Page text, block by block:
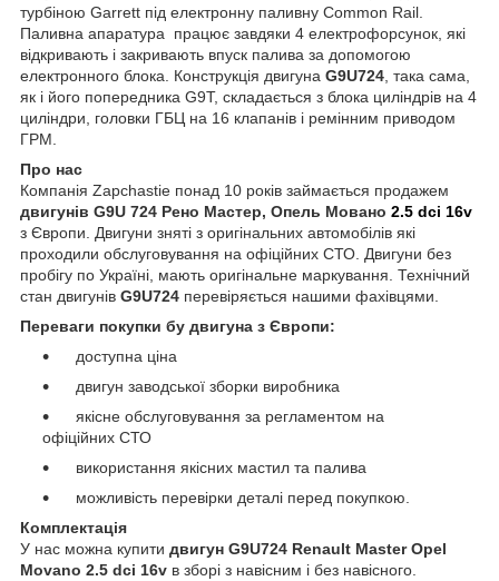
турбіною Garrett під електронну паливну Common Rail.
Паливна апаратура працює завдяки 4 електрофорсунок, які
відкривають і закривають впуск палива за допомогою
електронного блока. Конструкція двигуна G9U724, така сама,
як і його попередника G9T, складається з блока циліндрів на 4
циліндри, головки ГБЦ на 16 клапанів і ремінним приводом
ГРМ.
Про нас
Компанія Zapchastie понад 10 років займається продажем
двигунів G9U 724 Рено Мастер, Опель Мовано 2.5 dci 16v
з Європи. Двигуни зняті з оригінальних автомобілів які
проходили обслуговування на офіційних СТО. Двигуни без
пробігу по Україні, мають оригінальне маркування. Технічний
стан двигунів G9U724 перевіряється нашими фахівцями.
Переваги покупки бу двигуна з Європи:
доступна ціна
двигун заводської зборки виробника
якісне обслуговування за регламентом на
офіційних СТО
використання якісних мастил та палива
можливість перевірки деталі перед покупкою.
Комплектація
У нас можна купити двигун G9U724 Renault Master Opel
Movano 2.5 dci 16v в зборі з навісним і без навісного.